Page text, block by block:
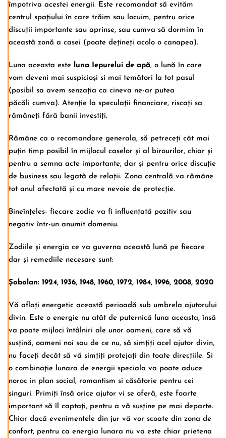
împotriva acestei energii. Este recomandat să evităm
centrul spațiului în care trăim sau locuim, pentru orice
discuții importante sau aprinse, sau cumva să dormim în
această zonă a casei (poate dețineți acolo o canapea).
Luna aceasta este luna Iepurelui de apă, o lună în care
vom deveni mai suspicioși si mai temători la tot pasul
(posibil sa avem senzația ca cineva ne-ar putea
păcăli cumva). Atenție la speculații financiare, riscați sa
rămâneți fără banii investiți.
Rămâne ca o recomandare generala, să petreceți cât mai
puțin timp posibil în mijlocul caselor și al birourilor, chiar și
pentru a semna acte importante, dar și pentru orice discuție
de business sau legată de relații. Zona centrală va rămâne
tot anul afectată și cu mare nevoie de protecție.
Bineînțeles- fiecare zodie va fi influențată pozitiv sau
negativ într-un anumit domeniu.
Zodiile și energia ce va guverna această lună pe fiecare
dar și remediile necesare sunt:
Șobolan: 1924, 1936, 1948, 1960, 1972, 1984, 1996, 2008, 2020
Vă aflați energetic această perioadă sub umbrela ajutorului
divin. Este o energie nu atât de puternică luna aceasta, însă
va poate mijloci întâlniri ale unor oameni, care să vă
susțină, oameni noi sau de ce nu, să simțiți acel ajutor divin,
nu faceți decât să vă simțiți protejați din toate direcțiile. Si
o combinație lunara de energii speciala va poate aduce
noroc in plan social, romantism si căsătorie pentru cei
singuri. Primiți însă orice ajutor vi se oferă, este foarte
important să îl captați, pentru a vă susține pe mai departe.
Chiar dacă evenimentele din jur vă vor scoate din zona de
confort, pentru ca energia lunara nu va este chiar prietena